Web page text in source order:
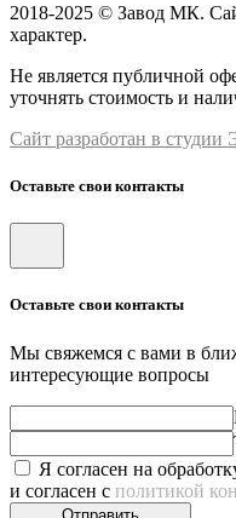
2018-2025 © Завод МК.
характер.
Не является публичной
уточнять стоимость и
Сайт разработан в студии
Оставьте свои контакты
Оставьте свои контакты
Мы свяжемся с вами в
интересующие вопросы
Я согласен на
и согласен с политикой